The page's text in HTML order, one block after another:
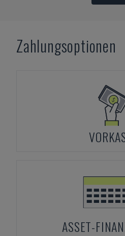
Zahlungsoptionen
ASSET-